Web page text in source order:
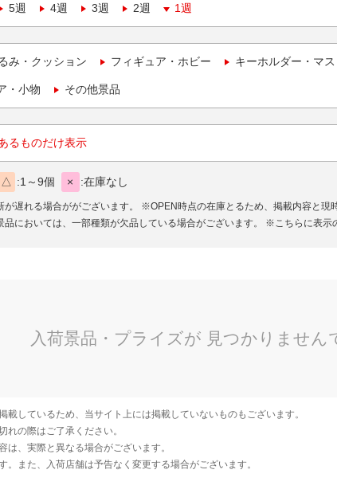
5週 4週 3週 2週 1週
み・クッション フィギュア・ホビー キーホルダー・マ
・小物 その他景品
るものだけ表示
△ 1～9個 × 在庫なし
遅れる場合ががございます。
※OPEN時点の在庫とるため、掲載内容と現
においては、一部種類が欠品している場合がございます。
※こちらに表示